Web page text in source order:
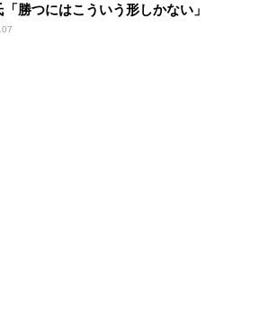
「勝つにはこういう形しかない」